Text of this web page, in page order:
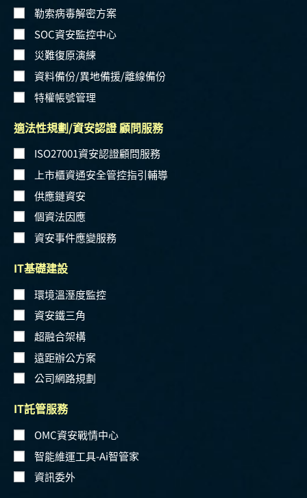
勒索病毒解密方案
SOC資安監控中心
災難復原演練
資料備份/異地備援/離線備份
特權帳號管理
適法性規劃/資安認證 顧問服務
ISO27001資安認證顧問服務
上市櫃資通安全管控指引輔導
供應鏈資安
個資法因應
資安事件應變服務
IT基礎建設
環境溫溼度監控
資安鐵三角
超融合架構
遠距辦公方案
公司網路規劃
IT託管服務
OMC資安戰情中心
智能維運工具-Ai智管家
資訊委外